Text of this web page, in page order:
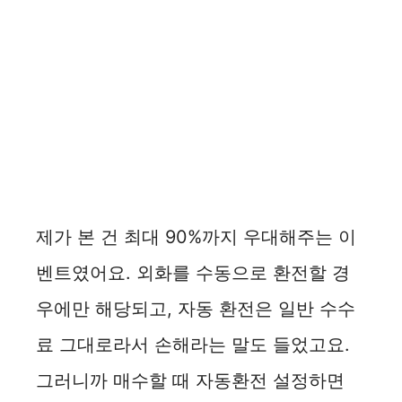
제가 본 건 최대 90%까지 우대해주는 이
벤트였어요. 외화를 수동으로 환전할 경
우에만 해당되고, 자동 환전은 일반 수수
료 그대로라서 손해라는 말도 들었고요.
그러니까 매수할 때 자동환전 설정하면